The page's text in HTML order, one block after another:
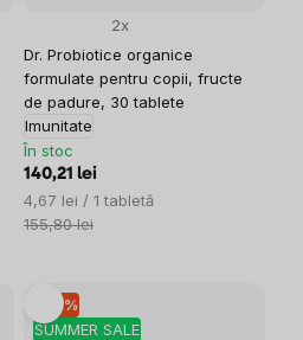
Dr. Probiotice organice
formulate pentru copii, fructe
de padure, 30 tablete
Imunitate
2x
În stoc
140,21 lei
Evaluare
preţ:
4,67 lei / 1 tabletă
155,80 lei
SUMMER SALE
–10 %